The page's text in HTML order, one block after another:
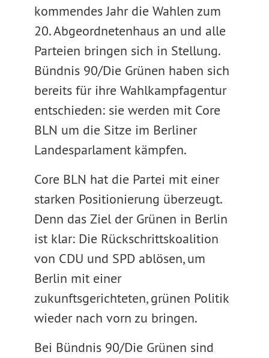
kommendes Jahr die Wahlen zum
20. Abgeordnetenhaus an und alle
Parteien bringen sich in Stellung.
Bündnis 90/Die Grünen haben sich
bereits für ihre Wahlkampfagentur
entschieden: sie werden mit Core
BLN um die Sitze im Berliner
Landesparlament kämpfen.
Core BLN hat die Partei mit einer
starken Positionierung überzeugt.
Denn das Ziel der Grünen in Berlin
ist klar: Die Rückschrittskoalition
von CDU und SPD ablösen, um
Berlin mit einer
zukunftsgerichteten, grünen Politik
wieder nach vorn zu bringen.
Bei Bündnis 90/Die Grünen sind